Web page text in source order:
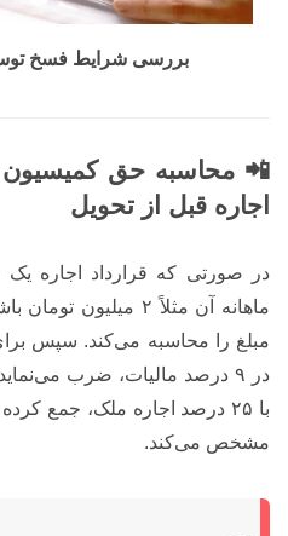
بررسی شرایط فسخ
📲 محاسبه حق کمیسیون
اجاره قبل از تحویل
در صورتی که قرارداد اجاره
مبلغ را محاسبه می‌کند. سپس برای
در ۹ درصد مالیات، ضرب
با ۲۵ درصد اجاره ملک، جمع
مشخص می‌کند.